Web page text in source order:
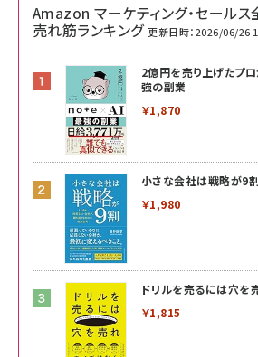
Amazon マーケティング・セール
売れ筋ランキング 更新日時：2026/06/26
2億円を売り上げたプ
強の副業
￥1,870
小さな会社は戦略が9
￥1,980
ドリルを売るには穴を
￥1,815